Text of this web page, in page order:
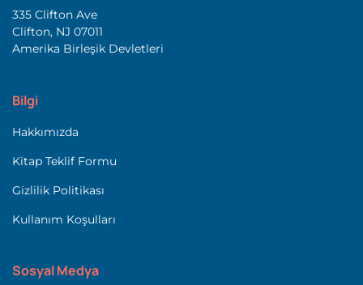
335 Clifton Ave
Clifton, NJ 07011
Amerika Birleşik Devletleri
Bilgi
Hakkımızda
Kitap Teklif Formu
Gizlilik Politikası
Kullanım Koşulları
Sosyal Medya